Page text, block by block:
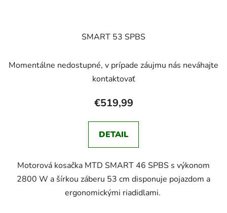
SMART 53 SPBS
Momentálne nedostupné, v prípade záujmu nás neváhajte
kontaktovať
€519,99
DETAIL
Motorová kosačka MTD SMART 46 SPBS s výkonom
2800 W a šírkou záberu 53 cm disponuje pojazdom a
ergonomickými riadidlami.